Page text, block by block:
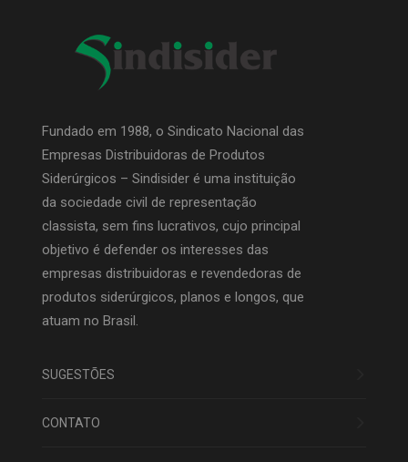
Fundado em 1988, o Sindicato Nacional das
Empresas Distribuidoras de Produtos
Siderúrgicos – Sindisider é uma instituição
da sociedade civil de representação
classista, sem fins lucrativos, cujo principal
objetivo é defender os interesses das
empresas distribuidoras e revendedoras de
produtos siderúrgicos, planos e longos, que
atuam no Brasil.
SUGESTÕES
CONTATO